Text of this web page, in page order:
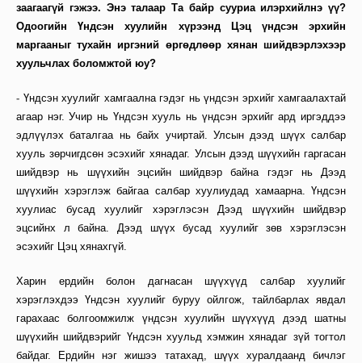
заагаагүй гэжээ. Энэ талаар Та байр сууриа илэрхийлнэ үү?
Одоогийн Үндсэн хуулийн хүрээнд Цэц үндсэн эрхийн
маргааныг тухайн иргэний өргөдлөөр хянан шийдвэрлэхээр
хуульчлах боломжтой юу?
- Үндсэн хуулийг хамгаална гэдэг нь үндсэн эрхийг хамгаалахтай
агаар нэг. Учир нь Үндсэн хууль нь үндсэн эрхийг ард иргэддээ
эдлүүлэх баталгаа нь байх учиртай. Улсын дээд шүүх салбар
хууль зөрчигдсөн эсэхийг хянадаг. Улсын дээд шүүхийн гаргасан
шийдвэр нь шүүхийн эцсийн шийдвэр байна гэдэг нь Дээд
шүүхийн хэрэглэж байгаа салбар хуулиудад хамаарна. Үндсэн
хуулиас бусад хуулийг хэрэглэсэн Дээд шүүхийн шийдвэр
эцсийнх л байна. Дээд шүүх бусад хуулийг зөв хэрэглэсэн
эсэхийг Цэц хянахгүй.
Харин ердийн болон дагнасан шүүхүүд салбар хуулийг
хэрэглэхдээ Үндсэн хуулийг буруу ойлгож, тайлбарлах явдал
гарахаас болгоомжилж үндсэн хуулийн шүүхүүд дээд шатны
шүүхийн шийдвэрийг Үндсэн хуульд хэмжин хянадаг зүй тогтол
байдаг. Ердийн нэг жишээ татахад, шүүх хуралдаанд бичлэг